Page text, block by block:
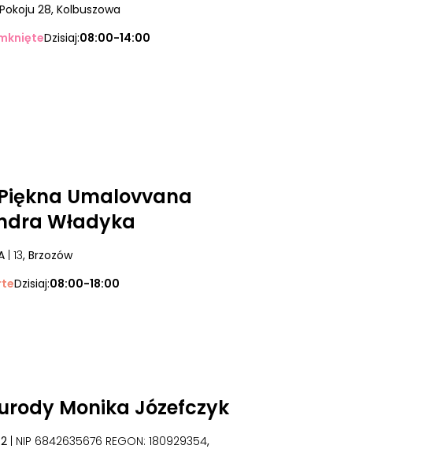
28, Kolbuszowa
Dzisiaj:08:00-14:00
Umalovvana
Władyka
| 13, Brzozów
Dzisiaj:08:00-18:00
Monika Józefczyk
| NIP 6842635676 REGON: 180929354,